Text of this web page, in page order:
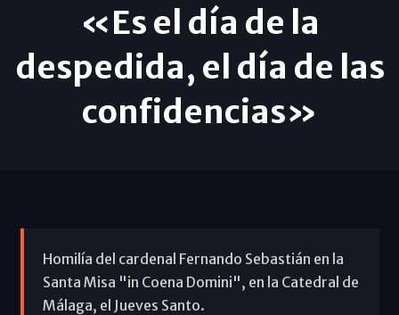
«Es el día de la
despedida, el día de las
confidencias»
Homilía del cardenal Fernando Sebastián en la
Santa Misa "in Coena Domini", en la Catedral de
Málaga, el Jueves Santo.